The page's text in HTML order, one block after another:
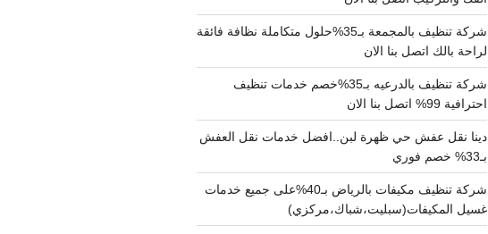
شركة تنظيف بالمجمعة بـ35%حلول متكاملة نظافة فائقة
لراحة بالك اتصل بنا الان
شركة تنظيف بالدرعيه بـ35%خصم خدمات تنظيف
احترافية 99% اتصل بنا الان
دينا نقل عفش حي ظهرة لبن..افضل خدمات نقل العفش
بـ33% خصم فوري
شركة تنظيف مكيفات بالرياض بـ40%على جميع خدمات
غسيل المكيفات(سبليت،شباك،مركزي)